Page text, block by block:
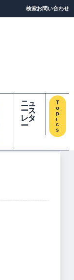
検索お問い合わせ
ニュ
ース
レタ
ー
T
o
p
i
c
s